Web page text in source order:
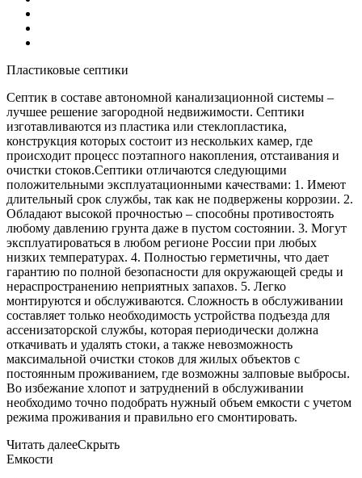
Пластиковые септики
Септик в составе автономной канализационной системы –
лучшее решение загородной недвижимости. Септики
изготавливаются из пластика или стеклопластика,
конструкция которых состоит из нескольких камер, где
происходит процесс поэтапного накопления, отстаивания и
очистки стоков.Септики отличаются следующими
положительными эксплуатационными качествами: 1. Имеют
длительный срок службы, так как не подвержены коррозии. 2.
Обладают высокой прочностью – способны противостоять
любому давлению грунта даже в пустом состоянии. 3. Могут
эксплуатироваться в любом регионе России при любых
низких температурах. 4. Полностью герметичны, что дает
гарантию по полной безопасности для окружающей среды и
нераспространению неприятных запахов. 5. Легко
монтируются и обслуживаются. Сложность в обслуживании
составляет только необходимость устройства подъезда для
ассенизаторской службы, которая периодически должна
откачивать и удалять стоки, а также невозможность
максимальной очистки стоков для жилых объектов с
постоянным проживанием, где возможны залповые выбросы.
Во избежание хлопот и затруднений в обслуживании
необходимо точно подобрать нужный объем емкости с учетом
режима проживания и правильно его смонтировать.
Читать далееСкрыть
Емкости